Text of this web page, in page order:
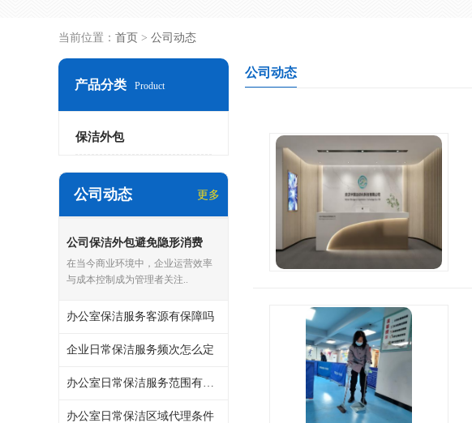
当前位置： 首页 > 公司动态
产品分类 Product
保洁外包
公司动态 更多
公司保洁外包避免隐形消费
在当今商业环境中，企业运营效率
与成本控制成为管理者关注..
办公室保洁服务客源有保障吗
企业日常保洁服务频次怎么定
办公室日常保洁服务范围有哪些
办公室日常保洁区域代理条件
公司动态